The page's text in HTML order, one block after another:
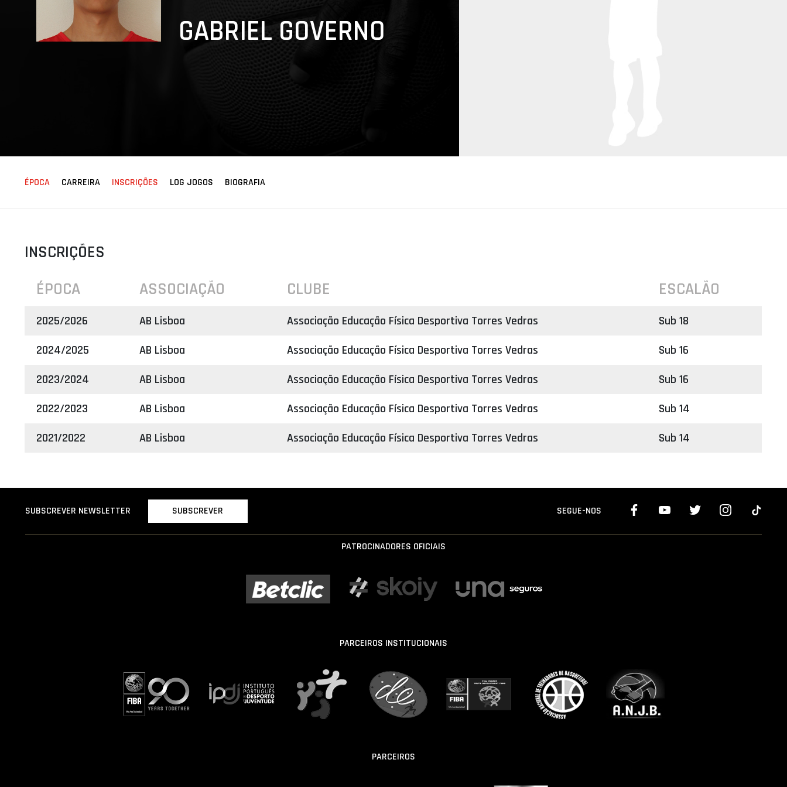
ÁREA TÉCNICA
PROJETOS
GABRIEL GOVERNO
ÉPOCA CARREIRA INSCRIÇÕES LOG JOGOS BIOGRAFIA
INSCRIÇÕES
ÉPOCA
ASSOCIAÇÃO CLUBE ESCALÃO
2025/2026 AB Lisboa Associação Educação Física Desportiva Torres Vedras
Sub 18
2024/2025
AB Lisboa Associação Educação Física Desportiva Torres Vedras
Sub 16
2023/2024
AB Lisboa Associação Educação Física Desportiva Torres Vedras
Sub 16
2022/2023
AB Lisboa Associação Educação Física Desportiva Torres Vedras
Sub 14
2021/2022
AB Lisboa Associação Educação Física Desportiva Torres Vedras Sub 14
SUBSCREVER NEWSLETTER SUBSCREVER SEGUE-NOS
PATROCINADORES OFICIAIS
PARCEIROS INSTITUCIONAIS
PARCEIROS